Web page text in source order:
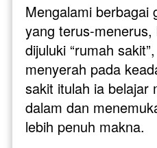
Mengalami berbagai
yang terus-
dijuluki “rumah
menyerah pada
sakit itulah ia belajar
dalam dan
lebih penuh makna.